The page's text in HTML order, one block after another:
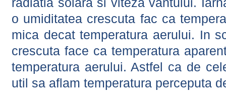
o umiditatea crescuta fac ca
mica decat temperatura aerului. In
crescuta face ca temperatura
temperatura aerului. Astfel ca de
util sa aflam temperatura perceputa